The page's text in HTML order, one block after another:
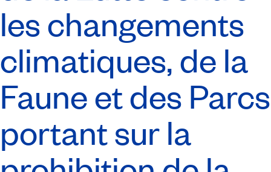
les changements
climatiques, de la
Faune et des Parcs
portant sur la